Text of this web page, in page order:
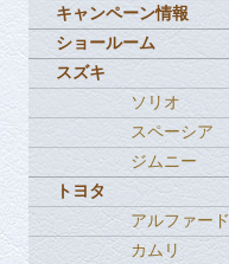
キャンペーン情報
ショールーム
スズキ
ソリオ
スペーシア
ジムニー
トヨタ
アルファード
カムリ